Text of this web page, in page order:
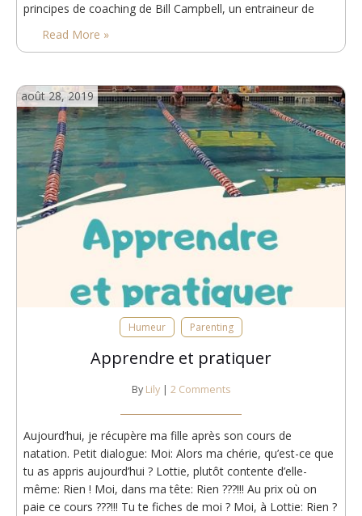
principes de coaching de Bill Campbell, un entraineur de
football américain reconverti CEO reconverti coach pour
grands patrons de la Silicon Valley (on parle de…
Read More »
août 28, 2019
Humeur Parenting
Apprendre et pratiquer
By Lily | 2 Comments
Aujourd’hui, je récupère ma fille après son cours de
natation. Petit dialogue: Moi: Alors ma chérie, qu’est-ce que
tu as appris aujourd’hui ? Lottie, plutôt contente d’elle-
même: Rien ! Moi, dans ma tête: Rien ???!!! Au prix où on
paie ce cours ???!!! Tu te fiches de moi ? Moi, à Lottie: Rien ?